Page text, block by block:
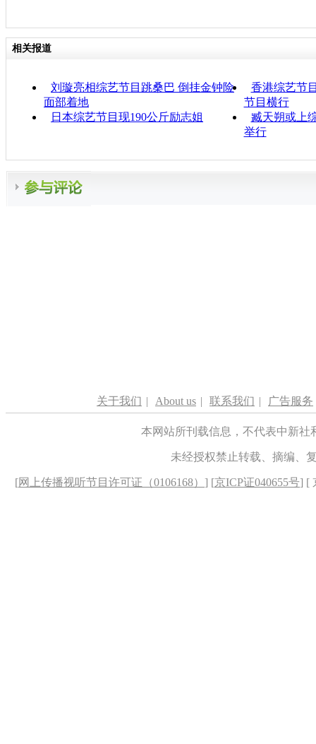
相关报道
刘璇亮相综艺节目跳桑巴 倒挂金钟险
面部着地
香港综艺节
节目横行
日本综艺节目现190公斤励志姐
臧天朔或上
举行
关于我们 | About us | 联系我们 | 广告服务
本网站所刊载信息，不代表中新
未经授权禁止转载、摘编、
[网上传播视听节目许可证（0106168） ] [京ICP证040655号] [